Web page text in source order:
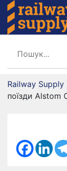
Railway Supply
поїзди Alstom